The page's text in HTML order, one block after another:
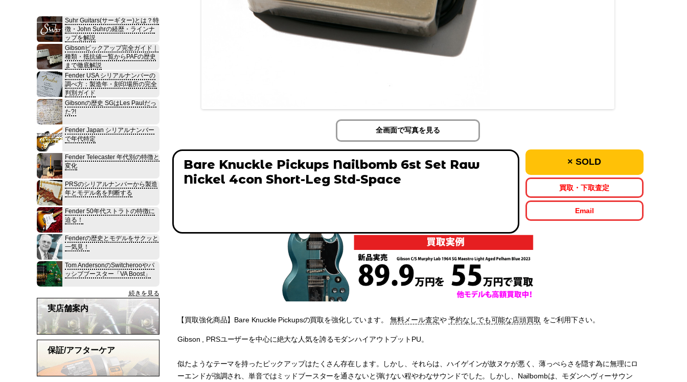
全画面で写真を見る
Bare Knuckle Pickups Nailbomb 6st Set Raw
Nickel 4con Short-Leg Std-Space
× SOLD
買取・下取査定
Email
【買取強化商品】Bare Knuckle Pickupsの買取を強化しています。 無料メール査定や予約なしでも可能な店頭買取 をご利用下さい。
Gibson , PRSユーザーを中心に絶大な人気を誇るモダンハイアウトプットPU。
似たようなテーマを持ったピックアップはたくさん存在します。しかし、それらは、ハイゲインが故ヌケが悪く、薄っぺらさを隠す為に無理にロ
ーエンドが強調され、単音ではミッドブースターを通さないと弾けない程やわなサウンドでした。しかし、Nailbombは、モダンヘヴィーサウン
Suhr Guitars(サーギター)とは？特
徴・John Suhrの経歴・ラインナ
ップを解説
Gibsonピックアップ完全ガイド｜
種類・抵抗値一覧からPAFの歴史
まで徹底解説
Fender USA シリアルナンバーの
調べ方：製造年・刻印場所の完全
判別ガイド
Gibsonの歴史 SGはLes Paulだっ
た?!
Fender Japan シリアルナンバー
で年代特定
Fender Telecaster 年代別の特徴と
変化
PRSのシリアルナンバーから製造
年とモデル名を判断する
Fender 50年代ストラトの特徴に
迫る！
Fenderの歴史とモデルをサクッと
一気見！
Tom AndersonのSwitcherooやパ
ッシブブースター「VA Boost」
続きを見る
実店舗案内
保証/アフターケア